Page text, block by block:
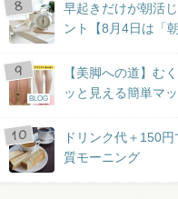
早起きだけが朝活
ント【8月4日は「朝
BLOG
【美脚への道】む
ッと見える簡単マ
ドリンク代＋150
質モーニング